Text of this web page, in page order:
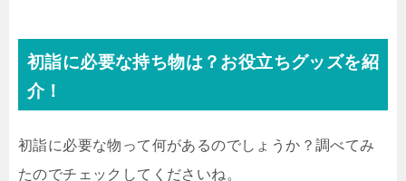
初詣に必要な持ち物は？お役立ちグッズを紹
介！
初詣に必要な物って何があるのでしょうか？調べてみ
たのでチェックしてくださいね。